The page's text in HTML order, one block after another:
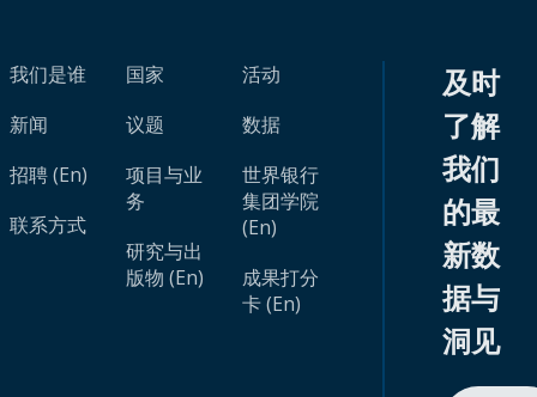
我们是谁
新闻
招聘 (En)
联系方式
国家
议题
项目与业
务
研究与出
版物 (En)
活动
数据
世界银行
集团学院
(En)
成果打分
卡 (En)
及时
了解
我们
的最
新数
据与
洞见